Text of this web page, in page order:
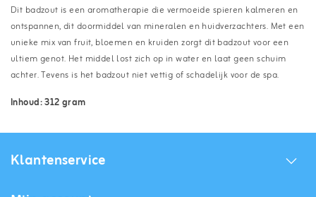
Dit badzout is een aromatherapie die vermoeide spieren kalmeren en
ontspannen, dit doormiddel van mineralen en huidverzachters. Met een
unieke mix van fruit, bloemen en kruiden zorgt dit badzout voor een
ultiem genot. Het middel lost zich op in water en laat geen schuim
achter. Tevens is het badzout niet vettig of schadelijk voor de spa.
Inhoud: 312 gram
Klantenservice